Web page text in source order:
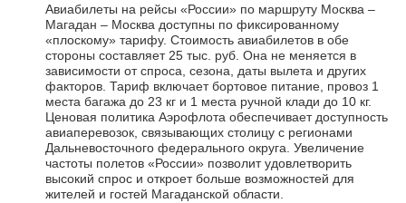
Авиабилеты на рейсы «России» по маршруту Москва –
Магадан – Москва доступны по фиксированному
«плоскому» тарифу. Стоимость авиабилетов в обе
стороны составляет 25 тыс. руб. Она не меняется в
зависимости от спроса, сезона, даты вылета и других
факторов. Тариф включает бортовое питание, провоз 1
места багажа до 23 кг и 1 места ручной клади до 10 кг.
Ценовая политика Аэрофлота обеспечивает доступность
авиаперевозок, связывающих столицу с регионами
Дальневосточного федерального округа. Увеличение
частоты полетов «России» позволит удовлетворить
высокий спрос и откроет больше возможностей для
жителей и гостей Магаданской области.